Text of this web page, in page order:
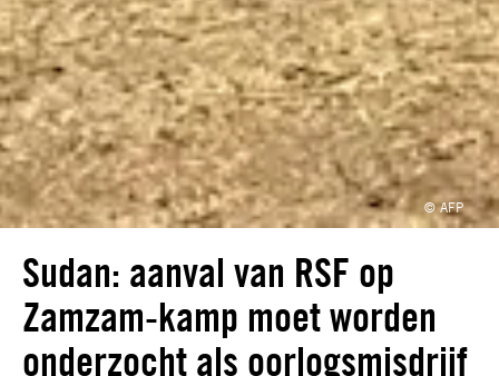
© AFP
Sudan: aanval van RSF op
Zamzam-kamp moet worden
onderzocht als oorlogsmisdrijf